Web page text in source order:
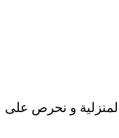
و نحرص على